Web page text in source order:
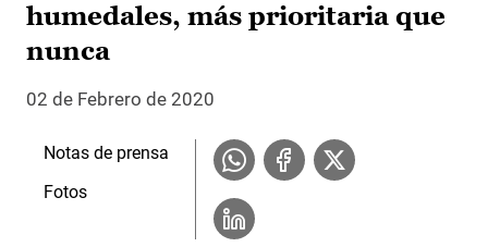
humedales, más prioritaria que
nunca
02 de Febrero de 2020
Notas de prensa
Fotos